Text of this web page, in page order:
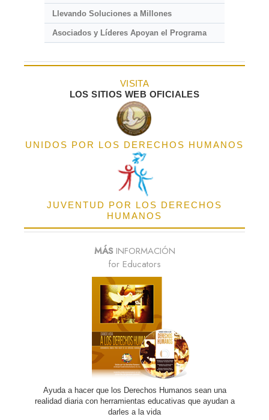
Llevando Soluciones a Millones
Asociados y Líderes Apoyan el Programa
VISITA
LOS SITIOS WEB OFICIALES
UNIDOS POR LOS DERECHOS HUMANOS
JUVENTUD POR LOS DERECHOS
HUMANOS
MÁSINFORMACIÓN
for Educators
Ayuda a hacer que los Derechos Humanos sean una
realidad diaria con herramientas educativas que ayudan a
darles a la vida